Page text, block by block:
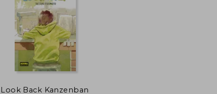
S/ 129,47
S/ 58,26
55%
dcto.
Look Back Kanzenban